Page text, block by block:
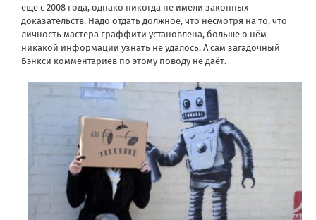
ещё с 2008 года, однако никогда не имели законных
доказательств. Надо отдать должное, что несмотря на то, что
личность мастера граффити установлена, больше о нём
никакой информации узнать не удалось. А сам загадочный
Бэнкси комментариев по этому поводу не даёт.